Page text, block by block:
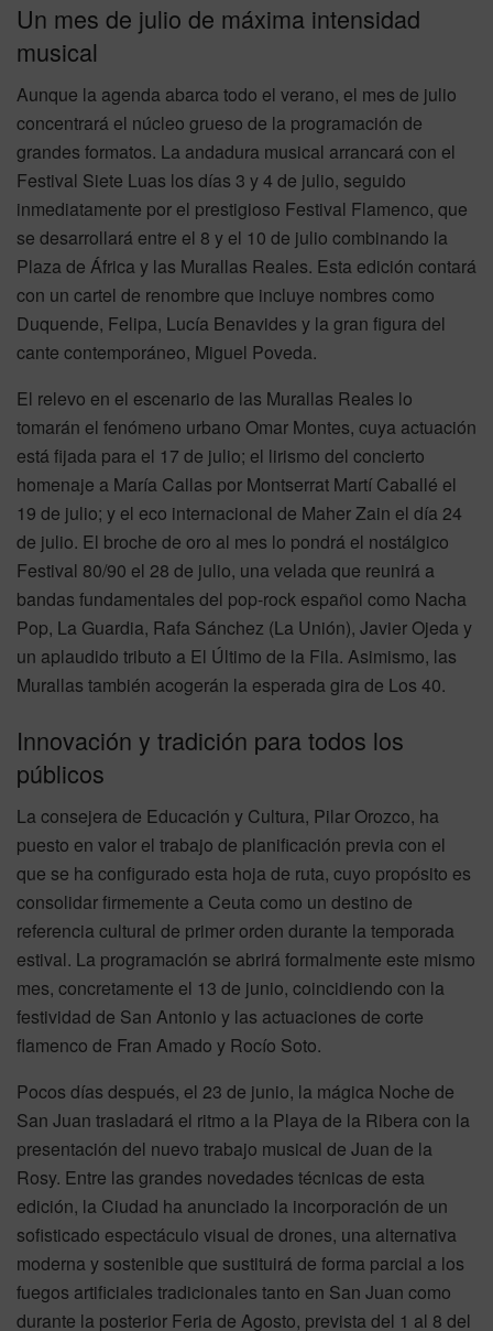
Un mes de julio de máxima intensidad
musical
Aunque la agenda abarca todo el verano, el mes de julio
concentrará el núcleo grueso de la programación de
grandes formatos. La andadura musical arrancará con el
Festival Siete Luas los días 3 y 4 de julio, seguido
inmediatamente por el prestigioso Festival Flamenco, que
se desarrollará entre el 8 y el 10 de julio combinando la
Plaza de África y las Murallas Reales. Esta edición contará
con un cartel de renombre que incluye nombres como
Duquende, Felipa, Lucía Benavides y la gran figura del
cante contemporáneo, Miguel Poveda.
El relevo en el escenario de las Murallas Reales lo
tomarán el fenómeno urbano Omar Montes, cuya actuación
está fijada para el 17 de julio; el lirismo del concierto
homenaje a María Callas por Montserrat Martí Caballé el
19 de julio; y el eco internacional de Maher Zain el día 24
de julio. El broche de oro al mes lo pondrá el nostálgico
Festival 80/90 el 28 de julio, una velada que reunirá a
bandas fundamentales del pop-rock español como Nacha
Pop, La Guardia, Rafa Sánchez (La Unión), Javier Ojeda y
un aplaudido tributo a El Último de la Fila. Asimismo, las
Murallas también acogerán la esperada gira de Los 40.
Innovación y tradición para todos los
públicos
La consejera de Educación y Cultura, Pilar Orozco, ha
puesto en valor el trabajo de planificación previa con el
que se ha configurado esta hoja de ruta, cuyo propósito es
consolidar firmemente a Ceuta como un destino de
referencia cultural de primer orden durante la temporada
estival. La programación se abrirá formalmente este mismo
mes, concretamente el 13 de junio, coincidiendo con la
festividad de San Antonio y las actuaciones de corte
flamenco de Fran Amado y Rocío Soto.
Pocos días después, el 23 de junio, la mágica Noche de
San Juan trasladará el ritmo a la Playa de la Ribera con la
presentación del nuevo trabajo musical de Juan de la
Rosy. Entre las grandes novedades técnicas de esta
edición, la Ciudad ha anunciado la incorporación de un
sofisticado espectáculo visual de drones, una alternativa
moderna y sostenible que sustituirá de forma parcial a los
fuegos artificiales tradicionales tanto en San Juan como
durante la posterior Feria de Agosto, prevista del 1 al 8 del